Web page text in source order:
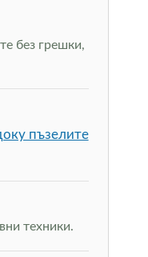
без грешки,
пъзелите
техники.